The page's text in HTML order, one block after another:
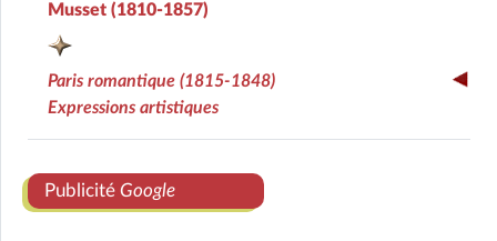
Musset (1810-1857)
Paris romantique (1815-1848)
Expressions artistiques
Publicité Google